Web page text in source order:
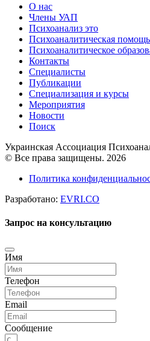
О нас
Члены УАП
Психоанализ это
Психоаналитическая помощь
Психоаналитическое
Контакты
Специалисты
Публикации
Специализация и курсы
Мероприятия
Новости
Поиск
Украинская Ассоциация
© Все права защищены. 2026
Политика
Разработано: EVRI.CO
Запрос на консультацию
Имя
Телефон
Email
Сообщение